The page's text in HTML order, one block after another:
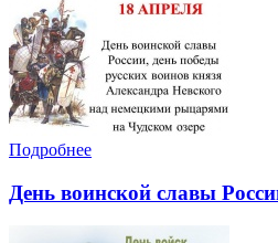
Подробнее
День воинской славы